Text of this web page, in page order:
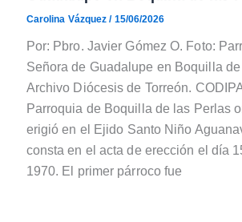
Carolina Vázquez/ 15/06/2026
Por: Pbro. Javier Gómez O. Foto:
Señora de Guadalupe en Boquilla
Archivo Diócesis de Torreón.
Parroquia de Boquilla de las Perlas
erigió en el Ejido Santo Niño
consta en el acta de erección el día
1970. El primer párroco fue